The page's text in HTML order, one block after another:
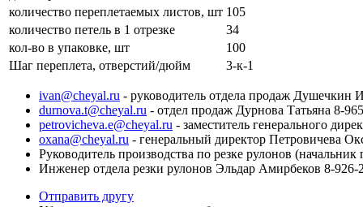
количество переплетаемых листов, шт 105
количество петель в 1 отрезке
34
кол-во в упаковке, шт
100
Шаг переплета, отверстий/дюйм
3-к-1
ivan@cheyal.ru - руководитель отдела продаж Душечкин
durnova.t@cheyal.ru - отдел продаж Дурнова Татьяна 8-
petrovicheva.e@cheyal.ru - заместитель генерального
oxana@cheyal.ru - генеральный директор Петровичева
Руководитель производства по резке рулонов
Инженер отдела резки рулонов Эльдар Амирбеков 8-926-
Отправить другу